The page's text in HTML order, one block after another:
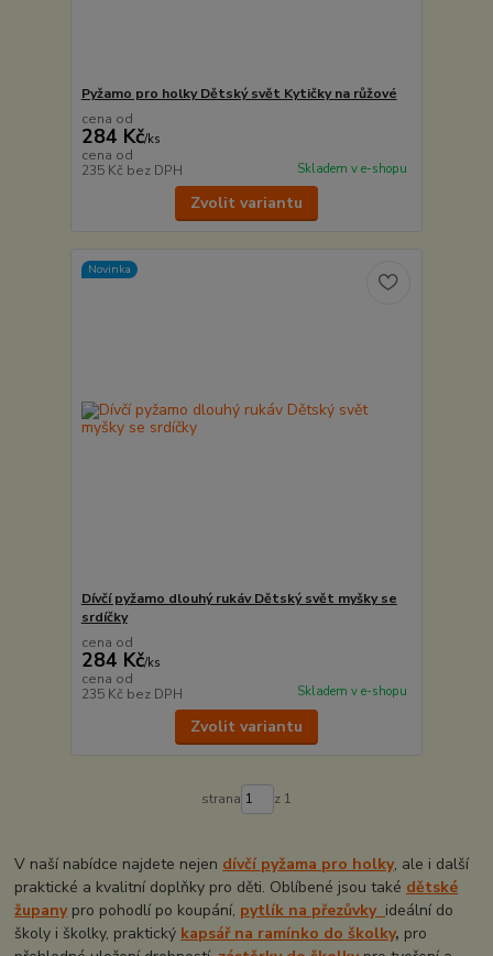
Pyžamo pro holky Dětský svět Kytičky na růžové
cena od
284 Kč/ks
cena od
235 Kč bez DPH Skladem v e-shopu
Zvolit variantu
Novinka
Dívčí pyžamo dlouhý rukáv Dětský svět myšky se
srdíčky
cena od
284 Kč/ks
cena od
235 Kč bez DPH Skladem v e-shopu
Zvolit variantu
strana z 1
V naší nabídce najdete nejen dívčí pyžama pro holky, ale i další
praktické a kvalitní doplňky pro děti. Oblíbené jsou také dětské
županypro pohodlí po koupání, pytlík na přezůvky ideální do
školy i školky, praktický kapsář na ramínko do školky, pro